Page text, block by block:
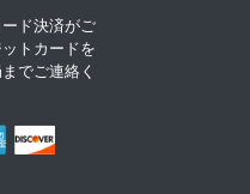
ド決済がご
トカードを
でご連絡く